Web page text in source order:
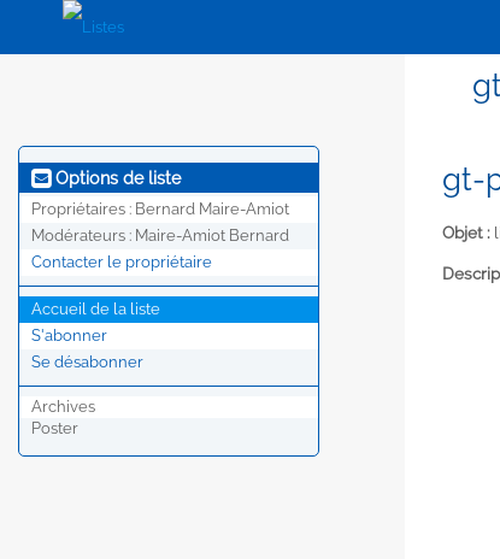
Options de liste
Propriétaires : Bernard Maire-Amiot
Modérateurs : Maire-Amiot Bernard
Contacter le propriétaire
Accueil de la liste
S'abonner
Se désabonner
Archives
Poster
gt-
Objet :